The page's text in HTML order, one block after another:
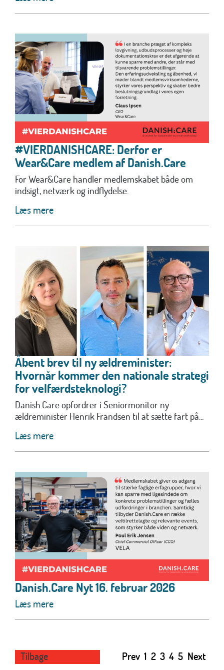
#VIERDANISHCARE: Derfor er
Wear&Care medlem af Danish.Care
For Wear&Care handler medlemskabet både om
indsigt, netværk og indflydelse.
Læs mere
Åbent brev til ny ældreminister:
Hvornår kommer den nationale strategi
for velfærdsteknologi?
Danish.Care opfordrer i Seniormonitor ny
ældreminister Henrik Frandsen til at sætte fart på...
Læs mere
Danish.Care Nyt 16. februar 2026
Læs mere
Tilbage Prev 1 2 3 4 5 Next